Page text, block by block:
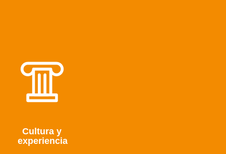
Cultura y
experiencia